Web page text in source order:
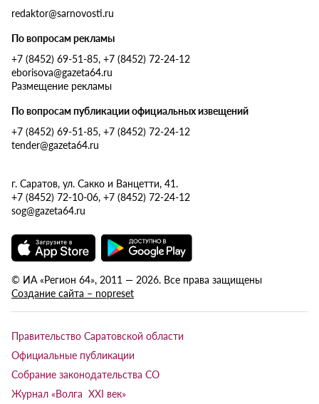
redaktor@sarnovosti.ru
По вопросам рекламы
+7 (8452) 69-51-85, +7 (8452) 72-24-12
eborisova@gazeta64.ru
Размещение рекламы
По вопросам публикации официальных извещений
+7 (8452) 69-51-85, +7 (8452) 72-24-12
tender@gazeta64.ru
г. Саратов, ул. Сакко и Ванцетти, 41.
+7 (8452) 72-10-06, +7 (8452) 72-24-12
sog@gazeta64.ru
© ИА «Регион 64», 2011 — 2026. Все права защищены
Создание сайта – nopreset
Правительство Саратовской области
Официальные публикации
Собрание законодательства СО
Журнал «Волга XXI век»